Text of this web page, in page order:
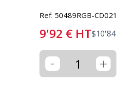
Ref: 50489RGB-CD021
9'92 € HT$10'84
- +